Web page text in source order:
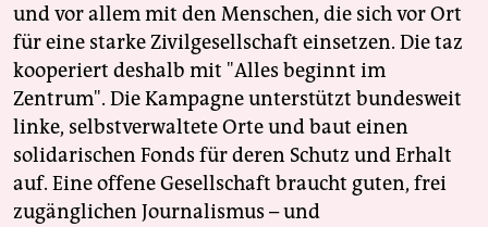
und vor allem mit den Menschen, die sich vor Ort
für eine starke Zivilgesellschaft einsetzen. Die taz
kooperiert deshalb mit "Alles beginnt im
Zentrum". Die Kampagne unterstützt bundesweit
linke, selbstverwaltete Orte und baut einen
solidarischen Fonds für deren Schutz und Erhalt
auf. Eine offene Gesellschaft braucht guten, frei
zugänglichen Journalismus – und